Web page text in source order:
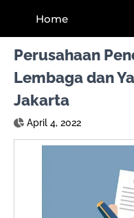
Home
Perusahaan
Lembaga dan
Jakarta
April 4, 2022